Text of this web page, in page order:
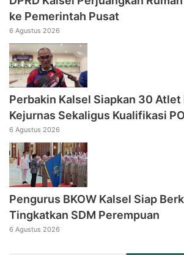
ke Pemerintah Pusat
6 Agustus 2026
Perbakin Kalsel Siapkan 30 Atlet
Kejurnas Sekaligus Kualifikasi
6 Agustus 2026
Pengurus BKOW Kalsel Siap
Tingkatkan SDM Perempuan
6 Agustus 2026